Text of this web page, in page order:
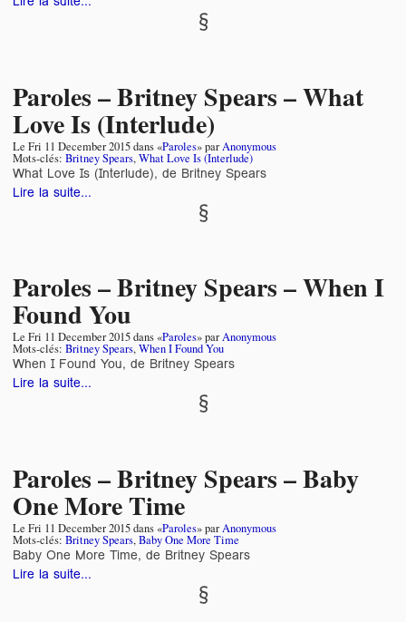
Paroles – Britney Spears – What
Love Is (Interlude)
Le Fri 11 December 2015dans «Paroles» parAnonymous
Mots-clés: Britney Spears,What Love Is (Interlude)
What Love Is (Interlude), de Britney Spears
Lire la suite...
Paroles – Britney Spears – When I
Found You
Le Fri 11 December 2015dans «Paroles» parAnonymous
Mots-clés: Britney Spears,When I Found You
When I Found You, de Britney Spears
Lire la suite...
Paroles – Britney Spears – Baby
One More Time
Le Fri 11 December 2015dans «Paroles» parAnonymous
Mots-clés: Britney Spears,Baby One More Time
Baby One More Time, de Britney Spears
Lire la suite...